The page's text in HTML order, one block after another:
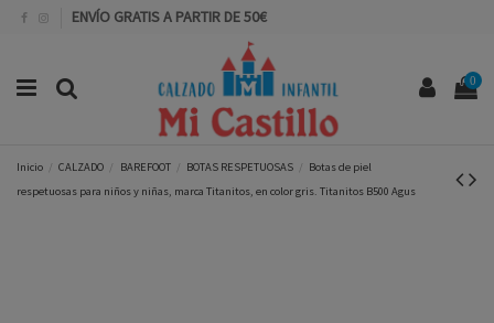
ENVÍO GRATIS A PARTIR DE 50€
0
Inicio CALZADO BAREFOOT BOTAS RESPETUOSAS
Botas de piel
respetuosas para niños y niñas, marca Titanitos, en color gris. Titanitos B500 Agus